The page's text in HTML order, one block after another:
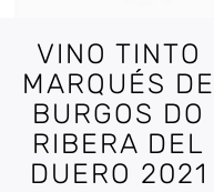
VINO TINTO
MARQUÉS DE
BURGOS DO
RIBERA DEL
DUERO 2021